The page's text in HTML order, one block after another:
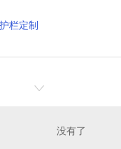
栏定制
没有了